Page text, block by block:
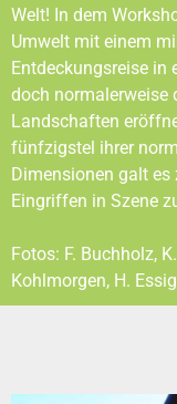
Welt! In dem
Umwelt mit einem
Entdeckungsreise in
doch normalerweise
Landschaften
fünfzigstel ihrer
Dimensionen galt
Eingriffen in Szene
Fotos: F. Buchholz,
Kohlmorgen, H. Essig